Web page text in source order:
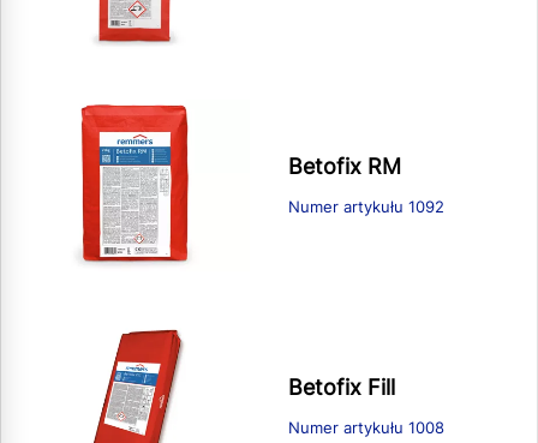
Betofix RM
Numer artykułu 1092
Betofix Fill
Numer artykułu 1008